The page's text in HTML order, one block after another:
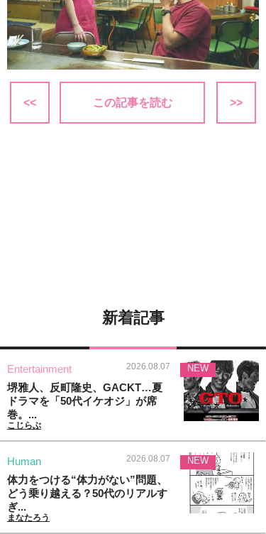
<< この記事を読む >>
新着記事
Entertainment 2026.08.07
堺雅人、反町隆史、GACKT…夏
ドラマを「50代イケオジ」が席
巻。...
こじらぶ
NEW
Human 2026.08.07
体力をつける“体力がない”問題、
どう乗り越える？50代のリアルす
ぎ...
まなたろう
NEW